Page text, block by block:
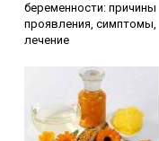
беременности: причины
проявления, симптомы,
лечение